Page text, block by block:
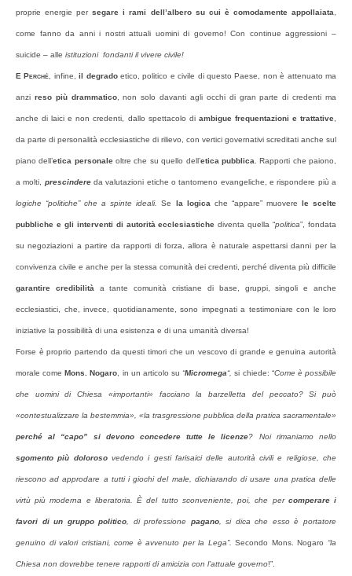
proprie energie persegare i rami dell’albero su cui è comodamente appollaiata
come fanno da anni i nostri attuali uomini di governo! Con continue aggressioni –
suicide – alle istituzioni fondanti il vivere civile!
E Perché , infine,il degradoetico, politico e civile di questo Paese, non è attenuato ma
anzi reso più drammatico, non solo davanti agli occhi di gran parte di credenti ma
anche di laici e non credenti, dallo spettacolo di ambigue frequentazioni e trattative
da parte di personalità ecclesiastiche di rilievo, con vertici governativi screditati anche sul
piano dell’etica personaleoltre che su quello dell’etica pubblica . Rapporti che paiono,
a molti, prescindereda valutazioni etiche o tantomeno evangeliche, e rispondere più a
logiche “politiche” che a spinte ideali.Se la logica che “appare” muovere le scelte
pubbliche e gli interventi di autorità ecclesiastiche diventa quella “politica”, fondata
su negoziazioni a partire da rapporti di forza, allora è naturale aspettarsi danni per la
convivenza civile e anche per la stessa comunità dei credenti, perché diventa più difficile
garantire credibilità a tante comunità cristiane di base, gruppi, singoli e anche
ecclesiastici, che, invece, quotidianamente, sono impegnati a testimoniare con le loro
iniziative la possibilità di una esistenza e di una umanità diversa!
Forse è proprio partendo da questi timori che un vescovo di grande e genuina autorità
morale comeMons. Nogaro in un articolo su “Micromega“,si chiede: “Come è possibile
che uomi­ni di Chiesa «importanti» facciano la barzelletta del peccato? Si può
«contestualizzare la bestemmia», «la trasgressione pub­blica della pratica sacramentale»
perché al “capo” si devono con­cedere tutte le licenze? Noi rimaniamo nello
sgomento più do­lorosovedendo i gesti farisaici delle autorità civili e religiose, che
riescono ad approdare a tutti i giochi del male, dichiaran­do di usare una pratica delle
virtù più moderna e liberatoria. È del tutto sconveniente, poi, che per comperare i
favori di un gruppo politico , di professione pagano, si dica che esso è por­tatore
genuino di valori cristiani, come è avvenuto per la Lega”.Secondo Mons. Nogaro“la
Chiesa non dovrebbe tenere rap­porti di amicizia con l’attuale governo!”.